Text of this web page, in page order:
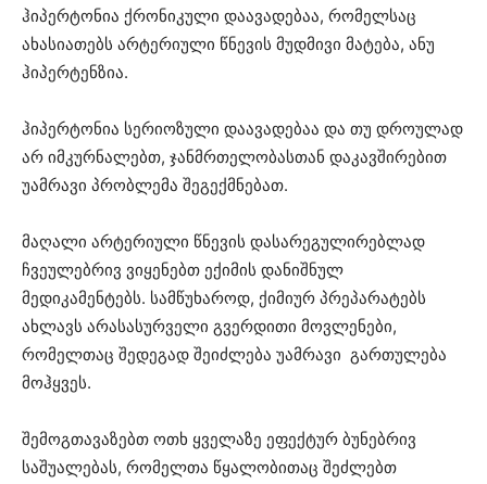
ჰიპერტონია ქრონიკული დაავადებაა, რომელსაც
ახასიათებს არტერიული წნევის მუდმივი მატება, ანუ
ჰიპერტენზია.
ჰიპერტონია სერიოზული დაავადებაა და თუ დროულად
არ იმკურნალებთ, ჯანმრთელობასთან დაკავშირებით
უამრავი პრობლემა შეგექმნებათ.
მაღალი არტერიული წნევის დასარეგულირებლად
ჩვეულებრივ ვიყენებთ ექიმის დანიშნულ
მედიკამენტებს. სამწუხაროდ, ქიმიურ პრეპარატებს
ახლავს არასასურველი გვერდითი მოვლენები,
რომელთაც შედეგად შეიძლება უამრავი გართულება
მოჰყვეს.
შემოგთავაზებთ ოთხ ყველაზე ეფექტურ ბუნებრივ
საშუალებას, რომელთა წყალობითაც შეძლებთ